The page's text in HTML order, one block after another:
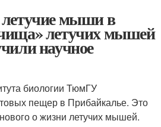
мыши в
летучих мышей
научное
биологии ТюмГУ
пещер в Прибайкалье. Это
о жизни летучих мышей.